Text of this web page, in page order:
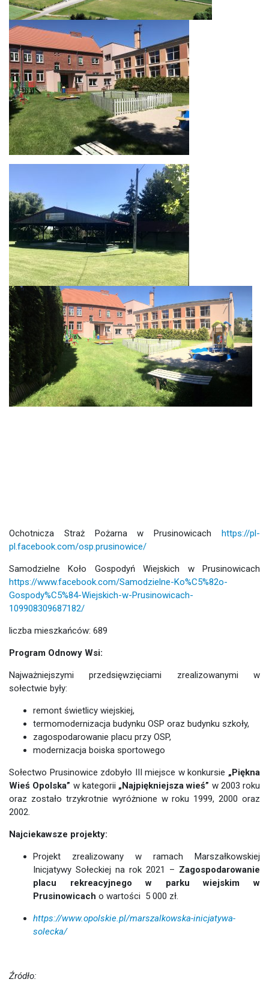
Ochotnicza Straż Pożarna w Prusinowicach https://pl-
pl.facebook.com/osp.prusinowice/
Samodzielne Koło Gospodyń Wiejskich w Prusinowicach
https://www.facebook.com/Samodzielne-Ko%C5%82o-
Gospody%C5%84-Wiejskich-w-Prusinowicach-
109908309687182/
liczba mieszkańców: 689
Program Odnowy Wsi:
Najważniejszymi przedsięwzięciami zrealizowanymi w
sołectwie były:
remont świetlicy wiejskiej,
termomodernizacja budynku OSP oraz budynku szkoły,
zagospodarowanie placu przy OSP,
modernizacja boiska sportowego
Sołectwo Prusinowice zdobyło III miejsce w konkursie „Piękna
Wieś Opolska” w kategorii „Najpiękniejsza wieś” w 2003 roku
oraz zostało trzykrotnie wyróżnione w roku 1999, 2000 oraz
2002.
Najciekawsze projekty:
Projekt zrealizowany w ramach Marszałkowskiej
Inicjatywy Sołeckiej na rok 2021 – Zagospodarowanie
placu rekreacyjnego w parku wiejskim w
Prusinowicach o wartości 5 000 zł.
https://www.opolskie.pl/marszalkowska-inicjatywa-
solecka/
Źródło: